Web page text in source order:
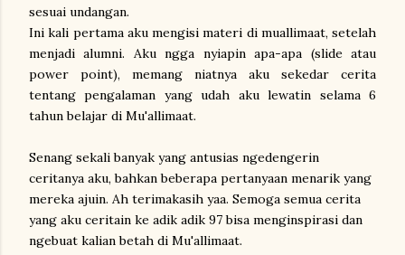
sesuai undangan.
Ini kali pertama aku mengisi materi di muallimaat, setelah
menjadi alumni. Aku ngga nyiapin apa-apa (slide atau
power point), memang niatnya aku sekedar cerita
tentang pengalaman yang udah aku lewatin selama 6
tahun belajar di Mu'allimaat.
Senang sekali banyak yang antusias ngedengerin
ceritanya aku, bahkan beberapa pertanyaan menarik yang
mereka ajuin. Ah terimakasih yaa. Semoga semua cerita
yang aku ceritain ke adik adik 97 bisa menginspirasi dan
ngebuat kalian betah di Mu'allimaat.